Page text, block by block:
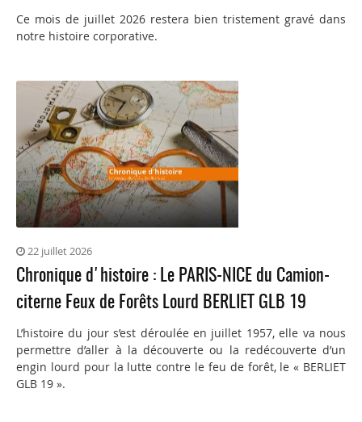
Ce mois de juillet 2026 restera bien tristement gravé dans
notre histoire corporative.
22 juillet 2026
Chronique d'histoire : Le PARIS-NICE du Camion-
citerne Feux de Forêts Lourd BERLIET GLB 19
L’histoire du jour s’est déroulée en juillet 1957, elle va nous
permettre d’aller à la découverte ou la redécouverte d’un
engin lourd pour la lutte contre le feu de forêt, le « BERLIET
GLB 19 ».